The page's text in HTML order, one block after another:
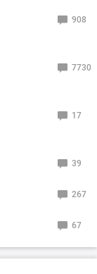
908
7730
17
39
267
67